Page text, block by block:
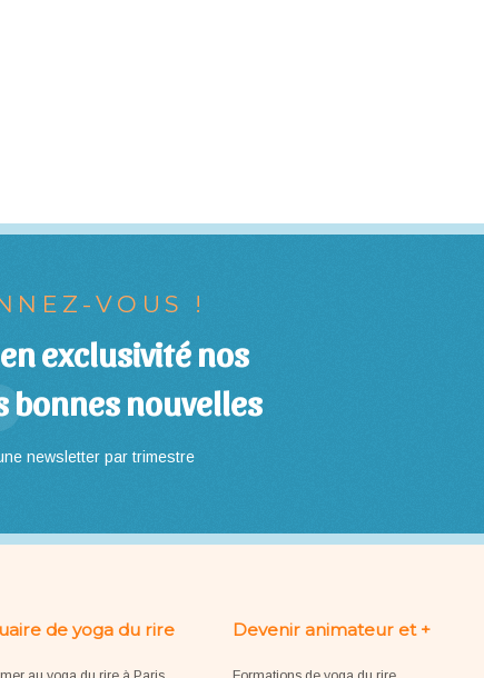
VOUS !
en exclusivité nos
bonnes nouvelles
newsletter par trimestre
de yoga du rire Devenir animateur et +